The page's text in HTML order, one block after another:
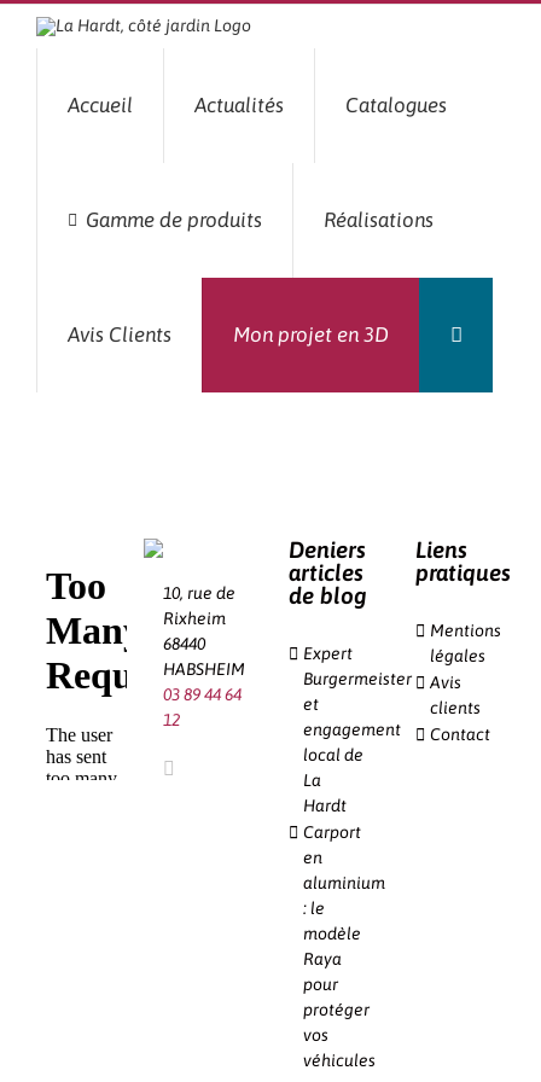
Passer
Accueil Actualités Catalogues
Gamme de produits Réalisations
Avis Clients Mon projet en 3D
10, rue de
Rixheim
68440
HABSHEIM
03 89 44 64
12
Deniers
articles
de blog
Expert
Burgermeister
et
engagement
local de
La
Hardt
Carport
en
aluminium
: le
modèle
Raya
pour
protéger
vos
véhicules
Liens
pratiques
Mentions
légales
Avis
clients
Contact